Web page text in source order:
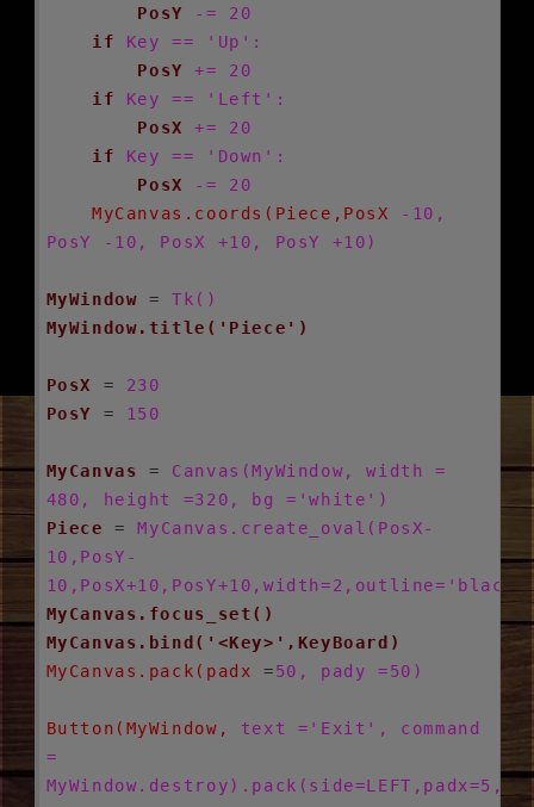
PosY
-= 20
if
Key == 'Up':
PosY
+= 20
if
Key == 'Left':
PosX
+= 20
if
Key == 'Down':
PosX
-= 20
MyCanvas.coords(Piece,PosX
-10,
PosY -10, PosX +10, PosY +10)
MyWindow = Tk()
MyWindow.title('Piece')
PosX = 230
PosY
= 150
MyCanvas = Canvas(MyWindow, width =
480, height =320, bg ='white')
Piece = MyCanvas.create_oval(PosX-
10,PosY-
MyCanvas.focus_set()
MyCanvas.bind('<Key>',KeyBoard)
MyCanvas.pack(padx =50, pady =50)
Button(MyWindow,
text ='Exit', command
=